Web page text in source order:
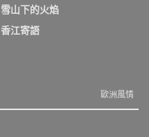
雪山下的火焰
香江寄語
歐洲風情